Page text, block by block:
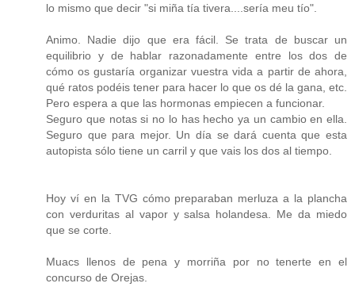
lo mismo que decir "si miña tía tivera....sería meu tío".
Animo. Nadie dijo que era fácil. Se trata de buscar un
equilibrio y de hablar razonadamente entre los dos de
cómo os gustaría organizar vuestra vida a partir de ahora,
qué ratos podéis tener para hacer lo que os dé la gana, etc.
Pero espera a que las hormonas empiecen a funcionar.
Seguro que notas si no lo has hecho ya un cambio en ella.
Seguro que para mejor. Un día se dará cuenta que esta
autopista sólo tiene un carril y que vais los dos al tiempo.
Hoy ví en la TVG cómo preparaban merluza a la plancha
con verduritas al vapor y salsa holandesa. Me da miedo
que se corte.
Muacs llenos de pena y morriña por no tenerte en el
concurso de Orejas.